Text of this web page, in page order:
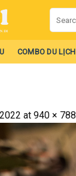
Search
for:
COMBO DU LỊCH
at 940 × 788